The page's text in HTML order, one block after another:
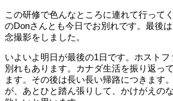
この研修で色んなところに連れて行って
のDonさんとも今日でお別れです。最後
念撮影をしました。
いよいよ明日が最後の1日です。ホスト
別れもあります。カナダ生活を振り返って
ます。その後は長い長い帰路につきます
が、あとひと踏ん張りして、かけがえの